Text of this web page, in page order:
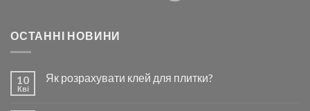
ОСТАННІ НОВИНИ
10
Кві
Як розрахувати клей для плитки?